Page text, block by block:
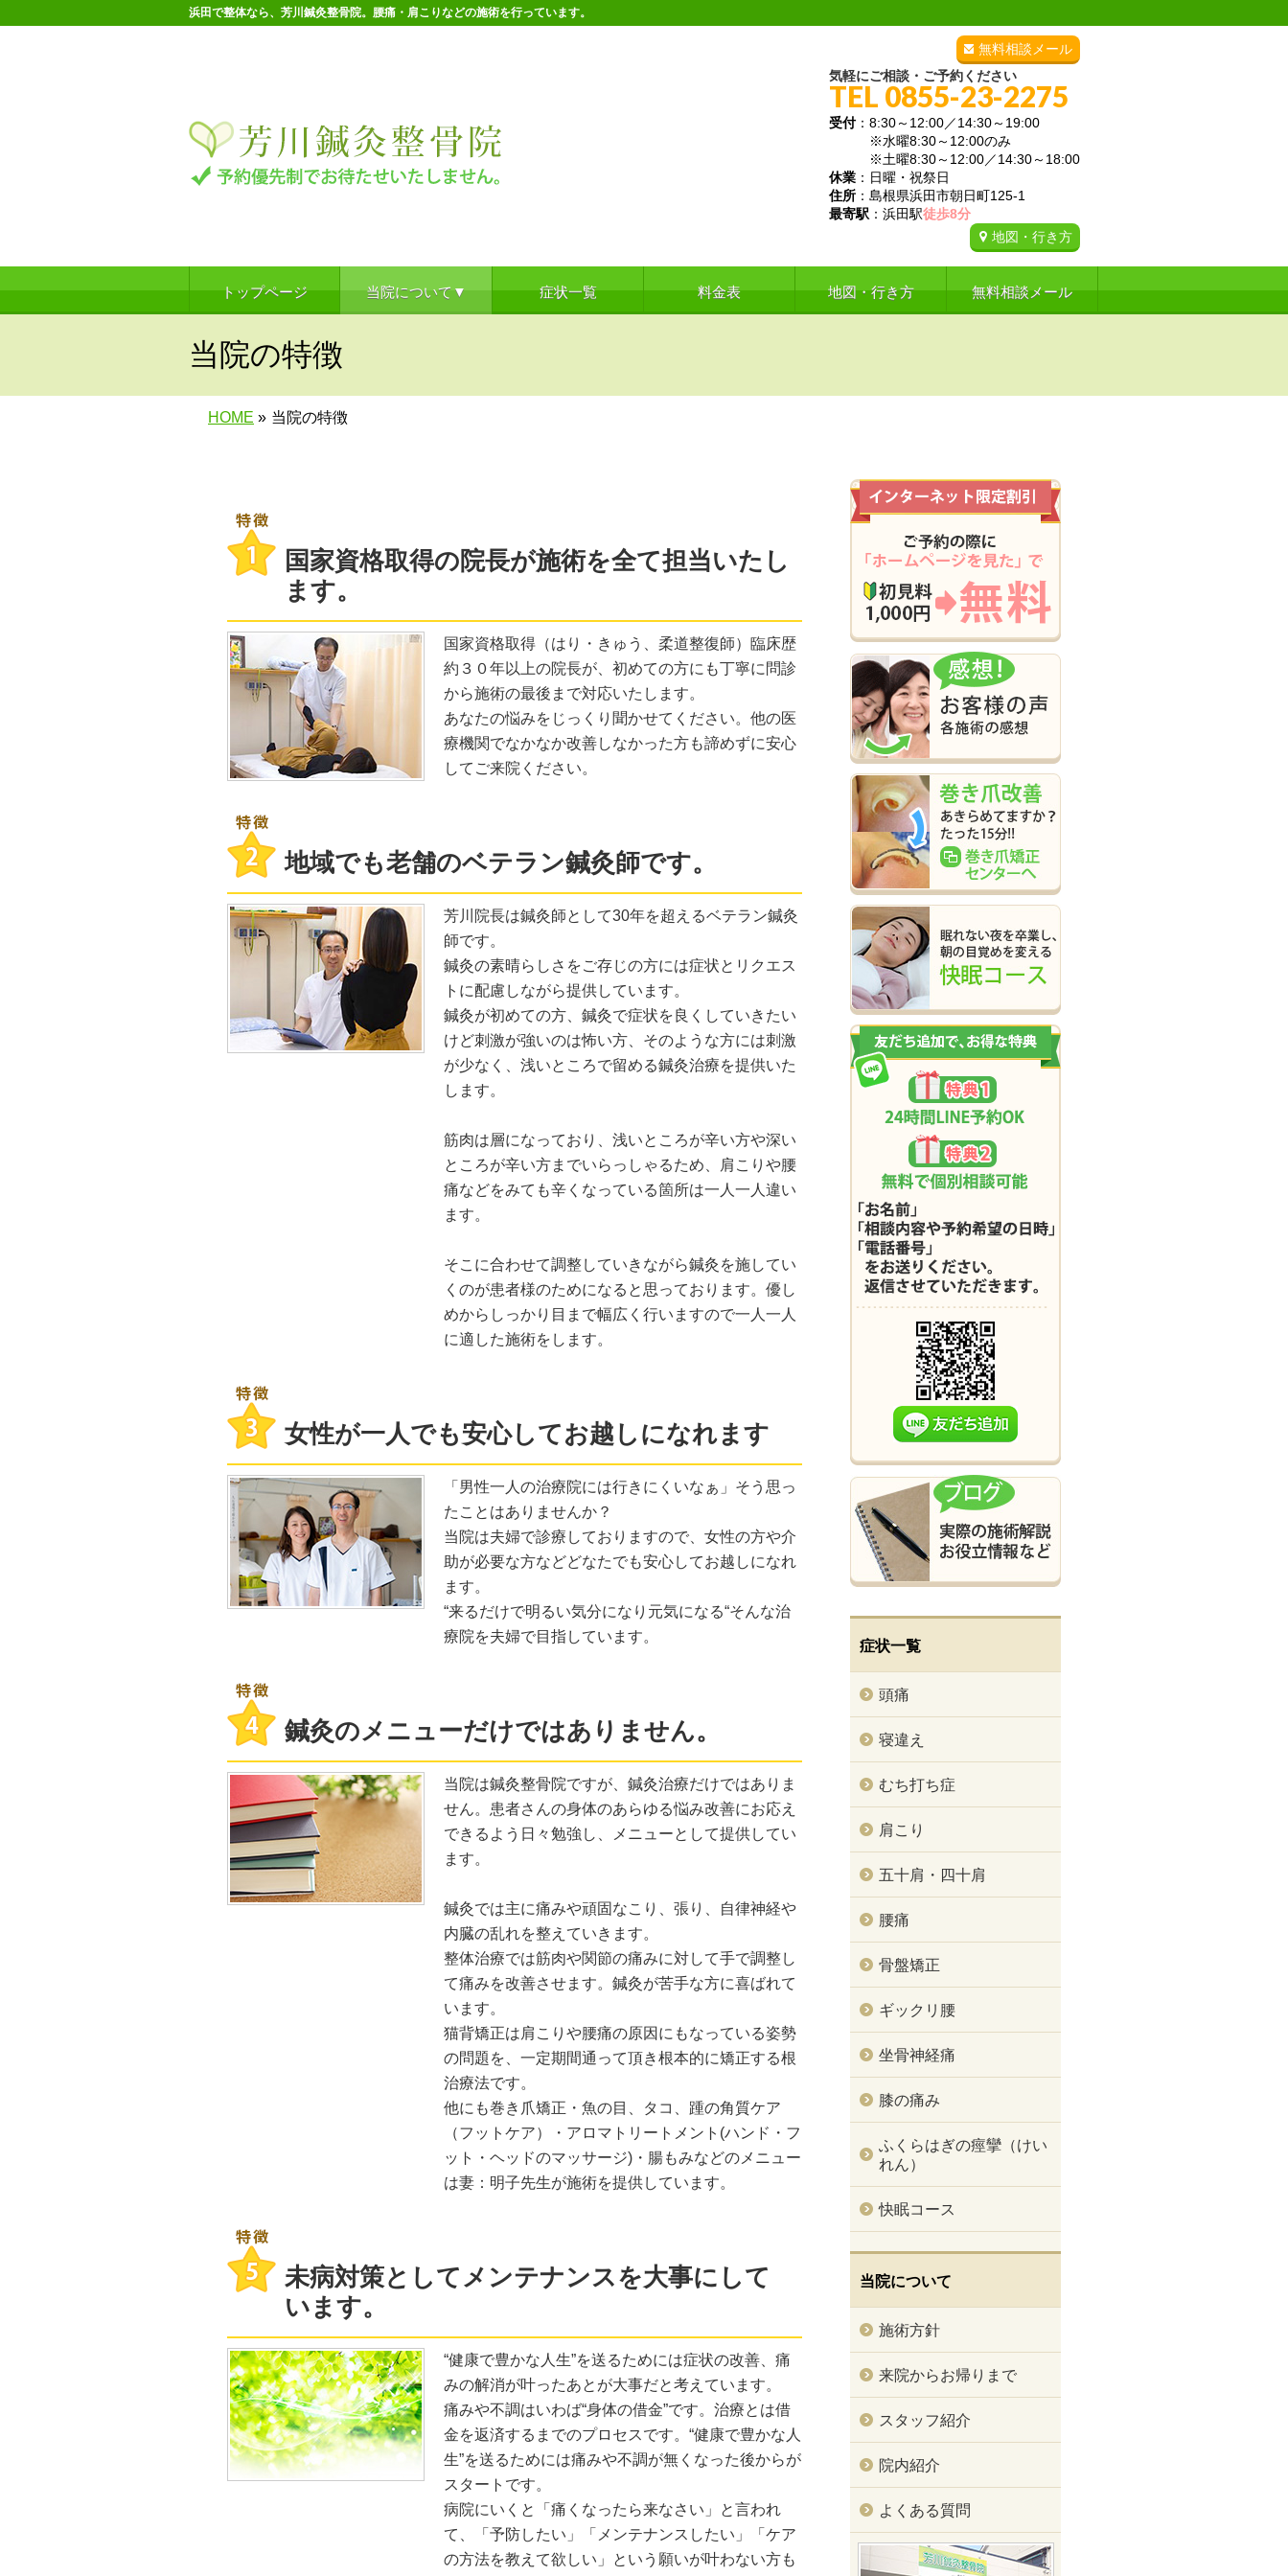
浜田で整体なら、芳川鍼灸整骨院。腰痛・肩こりなどの施術を行っています。
無料相談メール
気軽にご相談・ご予約ください
TEL 0855-23-2275
受付：8:30～12:00／14:30～19:00
※水曜8:30～12:00のみ
※土曜8:30～12:00／14:30～18:00
休業 ：日曜・祝祭日
住所 ：島根県浜田市朝日町125-1
最寄駅 ：浜田駅徒歩8分
地図・行き方
トップページ 当院について▼ 症状一覧 料金表 地図・行き方 無料相談メール
当院の特徴
HOME » 当院の特徴
国家資格取得の院長が施術を全て担当いたし
ます。
国家資格取得（はり・きゅう、柔道整復師）臨床歴
約３０年以上の院長が、初めての方にも丁寧に問診
から施術の最後まで対応いたします。
あなたの悩みをじっくり聞かせてください。他の医
療機関でなかなか改善しなかった方も諦めずに安心
してご来院ください。
地域でも老舗のベテラン鍼灸師です。
芳川院長は鍼灸師として30年を超えるベテラン鍼灸
師です。
鍼灸の素晴らしさをご存じの方には症状とリクエス
トに配慮しながら提供しています。
鍼灸が初めての方、鍼灸で症状を良くしていきたい
けど刺激が強いのは怖い方、そのような方には刺激
が少なく、浅いところで留める鍼灸治療を提供いた
します。
筋肉は層になっており、浅いところが辛い方や深い
ところが辛い方までいらっしゃるため、肩こりや腰
痛などをみても辛くなっている箇所は一人一人違い
ます。
そこに合わせて調整していきながら鍼灸を施してい
くのが患者様のためになると思っております。優し
めからしっかり目まで幅広く行いますので一人一人
に適した施術をします。
女性が一人でも安心してお越しになれます
「男性一人の治療院には行きにくいなぁ」そう思っ
たことはありませんか？
当院は夫婦で診療しておりますので、女性の方や介
助が必要な方などどなたでも安心してお越しになれ
ます。
“来るだけで明るい気分になり元気になる“そんな治
療院を夫婦で目指しています。
鍼灸のメニューだけではありません。
当院は鍼灸整骨院ですが、鍼灸治療だけではありま
せん。患者さんの身体のあらゆる悩み改善にお応え
できるよう日々勉強し、メニューとして提供してい
ます。
鍼灸では主に痛みや頑固なこり、張り、自律神経や
内臓の乱れを整えていきます。
整体治療では筋肉や関節の痛みに対して手で調整し
て痛みを改善させます。鍼灸が苦手な方に喜ばれて
います。
猫背矯正は肩こりや腰痛の原因にもなっている姿勢
の問題を、一定期間通って頂き根本的に矯正する根
治療法です。
他にも巻き爪矯正・魚の目、タコ、踵の角質ケア
（フットケア）・アロマトリートメント(ハンド・フ
ット・ヘッドのマッサージ)・腸もみなどのメニュー
は妻：明子先生が施術を提供しています。
未病対策としてメンテナンスを大事にして
います。
“健康で豊かな人生”を送るためには症状の改善、痛
みの解消が叶ったあとが大事だと考えています。
痛みや不調はいわば“身体の借金”です。治療とは借
金を返済するまでのプロセスです。“健康で豊かな人
生”を送るためには痛みや不調が無くなった後からが
スタートです。
病院にいくと「痛くなったら来なさい」と言われ
て、「予防したい」「メンテナンスしたい」「ケア
の方法を教えて欲しい」という願いが叶わない方も
症状一覧
頭痛
寝違え
むち打ち症
肩こり
五十肩・四十肩
腰痛
骨盤矯正
ギックリ腰
坐骨神経痛
膝の痛み
ふくらはぎの痙攣（けい
れん）
快眠コース
当院について
施術方針
来院からお帰りまで
スタッフ紹介
院内紹介
よくある質問